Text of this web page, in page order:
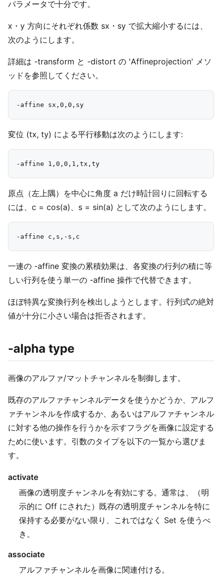
パラメータで十分です。
x・y 方向にそれぞれ係数 sx・sy で拡大縮小するには、
次のようにします。
詳細は -transform と -distort の 'Affineprojection' メソ
ッドを参照してください。
変位 (tx, ty) による平行移動は次のようにします:
原点（左上隅）を中心に角度 a だけ時計回りに回転する
には、c = cos(a)、s = sin(a) として次のようにします。
一連の -affine 変換の累積効果は、各変換の行列の積に等
しい行列を使う単一の -affine 操作で代替できます。
ほぼ特異な変換行列を検出しようとします。行列式の絶対
値が十分に小さい場合は拒否されます。
-alpha type
画像のアルファ/マットチャンネルを制御します。
既存のアルファチャンネルデータを使うかどうか、アルフ
ァチャンネルを作成するか、あるいはアルファチャンネル
に対する他の操作を行うかを示すフラグを画像に設定する
ために使います。引数のタイプを以下の一覧から選びま
す。
activate
画像の透明度チャンネルを有効にする。通常は、（明
示的に Off にされた）既存の透明度チャンネルを特に
保持する必要がない限り、これではなく Set を使うべ
き。
associate
アルファチャンネルを画像に関連付ける。